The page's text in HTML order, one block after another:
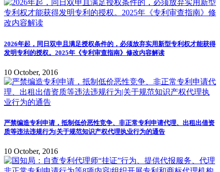
2026年起，同日双申且满足授权条件的，必须放弃实用新型专利权才能获得
发明专利的授权。2025年《专利审查指南》修改内容解读
10 October, 2016
严禁编造专利申请，抵制低价恶性竞争、非正常专利申请代理、出租出借资
质等违法违规行为|关于规范知识产权代理执业行为的通告
10 October, 2016